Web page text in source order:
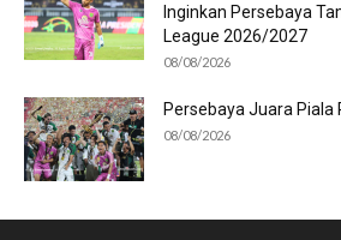
Inginkan Persebaya
League 2026/2027
08/08/2026
Persebaya Juara Piala
08/08/2026